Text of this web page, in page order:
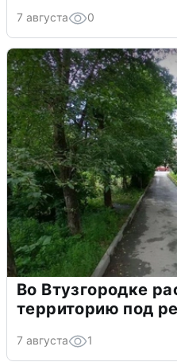
7 августа 0
Во Втузгородке
территорию под
7 августа 1